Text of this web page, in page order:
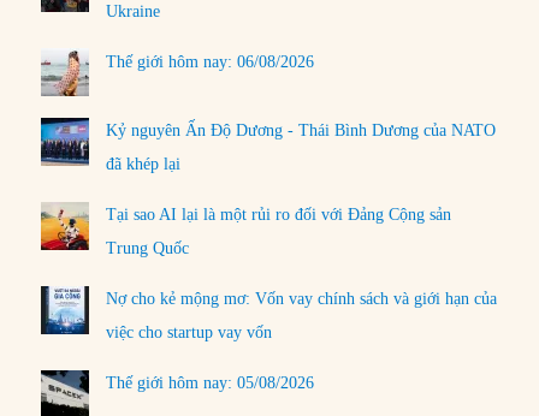
Ukraine
Thế giới hôm nay: 06/08/2026
Kỷ nguyên Ấn Độ Dương - Thái Bình Dương của NATO
đã khép lại
Tại sao AI lại là một rủi ro đối với Đảng Cộng sản
Trung Quốc
Nợ cho kẻ mộng mơ: Vốn vay chính sách và giới hạn của
việc cho startup vay vốn
Thế giới hôm nay: 05/08/2026